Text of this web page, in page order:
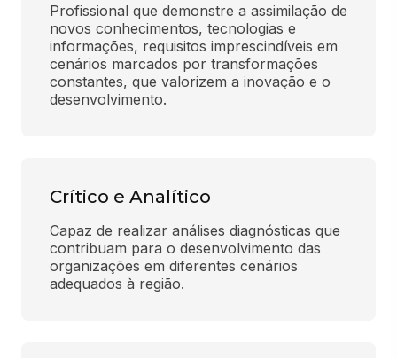
Profissional que demonstre a assimilação de
novos conhecimentos, tecnologias e
informações, requisitos imprescindíveis em
cenários marcados por transformações
constantes, que valorizem a inovação e o
desenvolvimento.
Crítico e Analítico
Capaz de realizar análises diagnósticas que
contribuam para o desenvolvimento das
organizações em diferentes cenários
adequados à região.